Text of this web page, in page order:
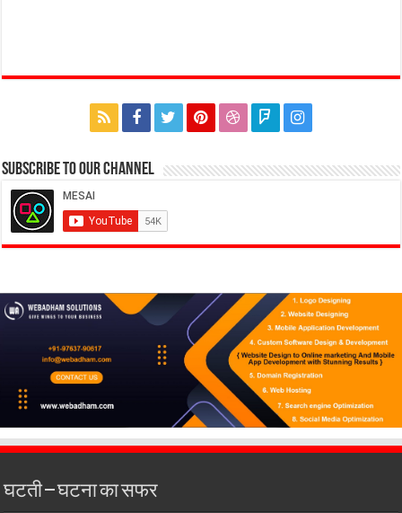
Subscribe to our Channel
घटती – घटना का सफर